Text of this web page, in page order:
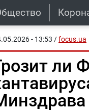
- 13:53 /focus.ua
ли